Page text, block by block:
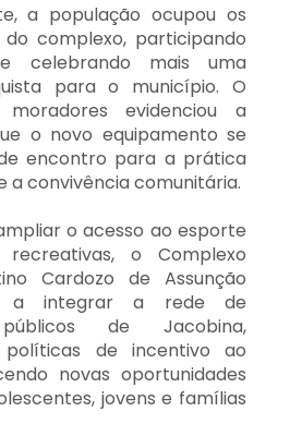
a população ocupou os
complexo, participando
celebrando mais uma
para o município. O
evidenciou a
o novo equipamento se
encontro para a prática
a convivência comunitária.
o acesso ao esporte
o Complexo
Cardozo de Assunção
a integrar a rede de
de Jacobina,
de incentivo ao
novas oportunidades
jovens e famílias